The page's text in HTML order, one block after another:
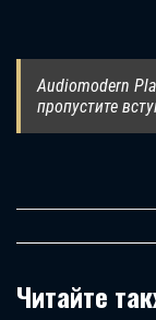
Audiomodern
пропустите
Читайте